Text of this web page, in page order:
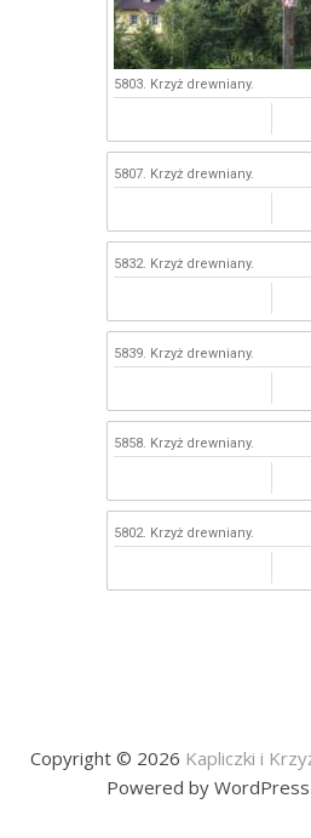
5803. Krzyż drewniany.
5807. Krzyż drewniany.
5832. Krzyż drewniany.
5839. Krzyż drewniany.
5858. Krzyż drewniany.
5802. Krzyż drewniany.
Copyright © 2026 Kapliczki i
Powered by